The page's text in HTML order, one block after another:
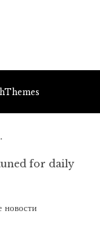
for daily
новости